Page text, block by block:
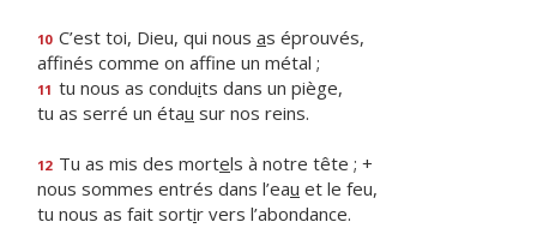
10 C’est toi, Dieu, qui nous as éprouvés,
affinés comme on affne un métal ;
11 tu nous as conduits dans un piège,
tu as serré un étau sur nos reins.
12 Tu as mis des mortels à notre tête ; +
nous sommes entrés dans l’eau et le feu,
tu nous as fait sortir vers l’abondance.